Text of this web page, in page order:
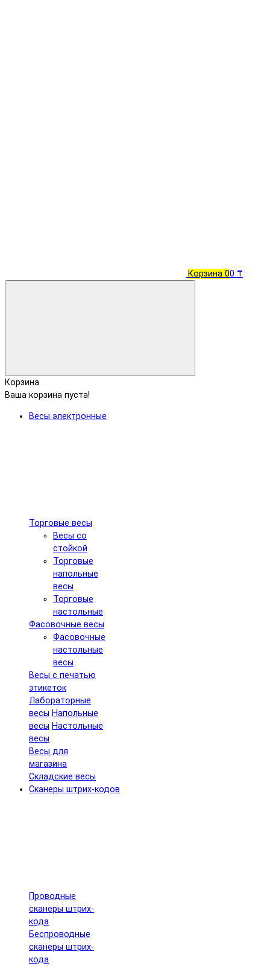
Корзина 00 ₸
Корзина
Ваша корзина пуста!
Весы электронные
Торговые весы
Весы со
стойкой
Торговые
напольные
весы
Торговые
настольные
Фасовочные весы
Фасовочные
настольные
весы
Весы с печатью
этикеток
Лабораторные
весы Напольные
весы Настольные
весы
Весы для
магазина
Складские весы
Сканеры штрих-кодов
Проводные
сканеры штрих-
кода
Беспроводные
сканеры штрих-
кода